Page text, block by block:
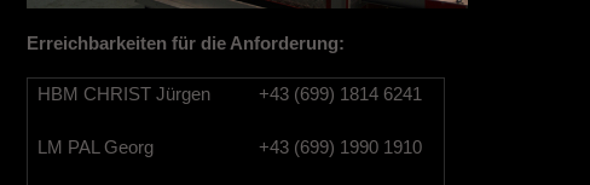
Erreichbarkeiten für die Anforderung:
HBM CHRIST Jürgen +43 (699) 1814 6241
LM PAL Georg +43 (699) 1990 1910